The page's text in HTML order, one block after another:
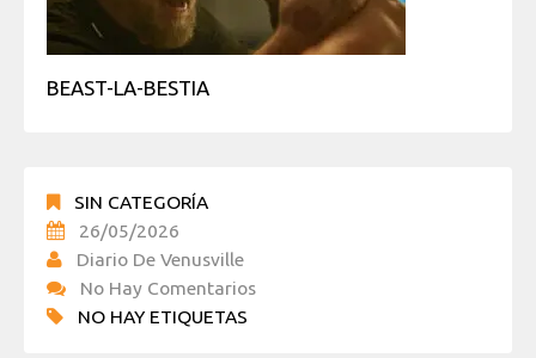
BEAST-LA-BESTIA
SIN CATEGORÍA
26/05/2026
Diario De Venusville
No Hay Comentarios
NO HAY ETIQUETAS